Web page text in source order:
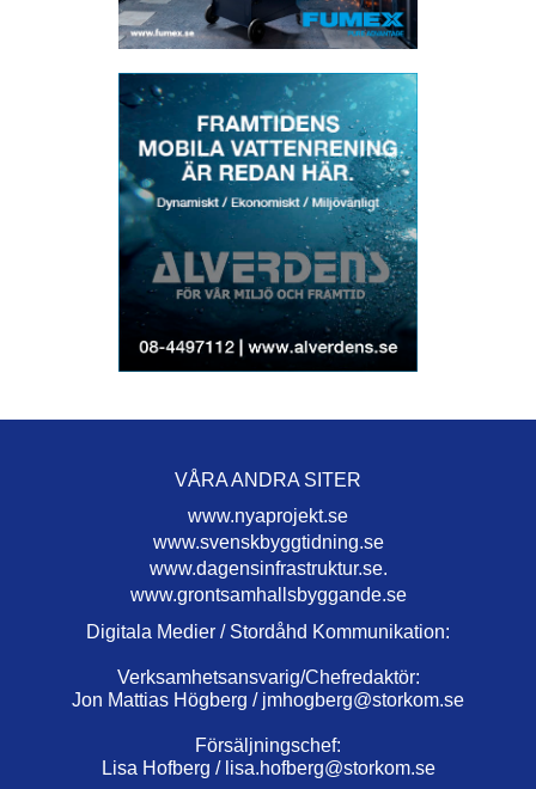
VÅRA ANDRA SITER
www.nyaprojekt.se
www.svenskbyggtidning.se
www.dagensinfrastruktur.se.
www.grontsamhallsbyggande.se
Digitala Medier / Stordåhd Kommunikation:
Verksamhetsansvarig/Chefredaktör:
Jon Mattias Högberg / jmhogberg@storkom.se
Försäljningschef:
Lisa Hofberg / lisa.hofberg@storkom.se